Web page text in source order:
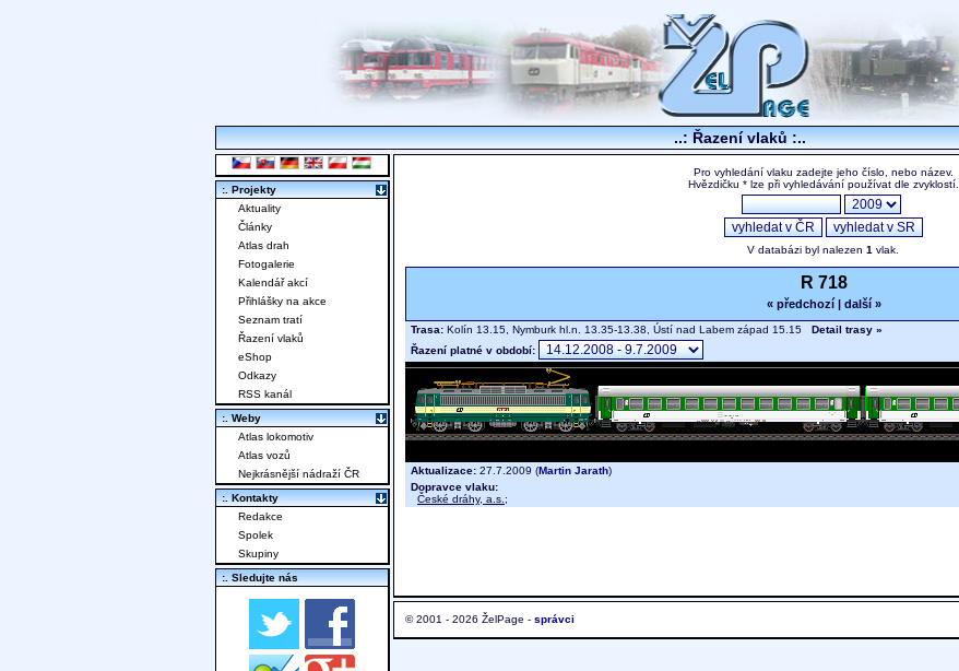
..: Řazení vlaků :..
Pro vyhledání vlaku zadejte jeho číslo, nebo název.
Hvězdičku * lze při vyhledávání používat dle zvyklostí.
V databázi byl nalezen 1 vlak.
R 718
« předchozí| další »
Trasa: Kolín 13.15, Nymburk hl.n. 13.35-13.38, Ústí nad Labem západ 15.15 Detail trasy »
Řazení platné v období:
Aktualizace: 27.7.2009 (Martin Jarath)
Dopravce vlaku:
České dráhy, a.s. ;
© 2001 - 2026 ŽelPage - správci
:. Projekty
Aktuality
Články
Atlas drah
Fotogalerie
Kalendář akcí
Přihlášky na akce
Seznam tratí
Řazení vlaků
eShop
Odkazy
RSS kanál
:. Weby
Atlas lokomotiv
Atlas vozů
Nejkrásnější nádraží ČR
:. Kontakty
Redakce
Spolek
Skupiny
:. Sledujte nás